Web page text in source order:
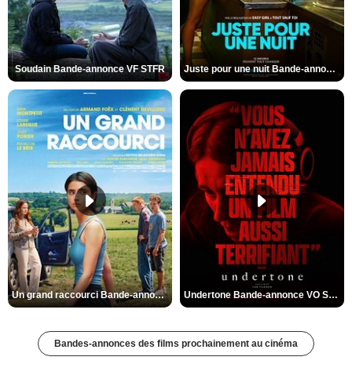
Soudain Bande-annonce VF STFR Juste pour une nuit Bande-annonce VO STFR
Un grand raccourci Bande-annonce VF Undertone Bande-annonce VO STFR
Bandes-annonces des films prochainement au cinéma